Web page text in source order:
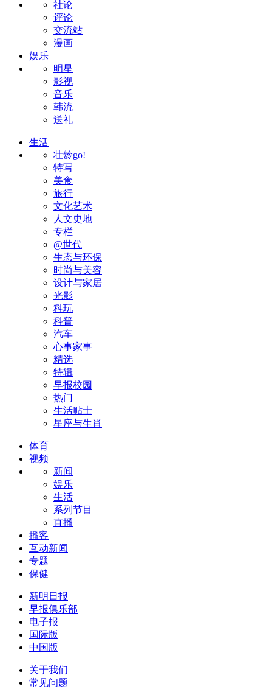
社论
评论
交流站
漫画
娱乐
明星
影视
音乐
韩流
送礼
生活
壮龄go!
特写
美食
旅行
文化艺术
人文史地
专栏
@世代
生态与环保
时尚与美容
设计与家居
光影
科玩
科普
汽车
心事家事
精选
特辑
早报校园
热门
生活贴士
星座与生肖
体育
视频
新闻
娱乐
生活
系列节目
直播
播客
互动新闻
专题
保健
新明日报
早报俱乐部
电子报
国际版
中国版
关于我们
常见问题